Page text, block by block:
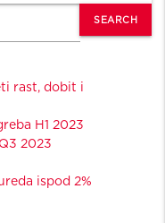
rast, dobit i
H1 2023
2023
ispod 2%